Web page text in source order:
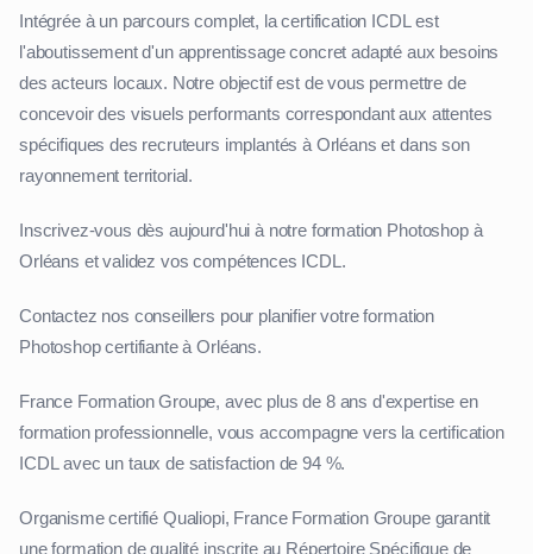
Intégrée à un parcours complet, la certification ICDL est
l'aboutissement d'un apprentissage concret adapté aux besoins
des acteurs locaux. Notre objectif est de vous permettre de
concevoir des visuels performants correspondant aux attentes
spécifiques des recruteurs implantés à Orléans et dans son
rayonnement territorial.
Inscrivez-vous dès aujourd'hui à notre formation Photoshop à
Orléans et validez vos compétences ICDL.
Contactez nos conseillers pour planifier votre formation
Photoshop certifiante à Orléans.
France Formation Groupe, avec plus de 8 ans d'expertise en
formation professionnelle, vous accompagne vers la certification
ICDL avec un taux de satisfaction de 94 %.
Organisme certifié Qualiopi, France Formation Groupe garantit
une formation de qualité inscrite au Répertoire Spécifique de